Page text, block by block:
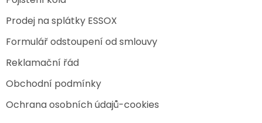
Prodej na splátky ESSOX
Formulář odstoupení od smlouvy
Reklamační řád
Obchodní podmínky
Ochrana osobních údajů-cookies